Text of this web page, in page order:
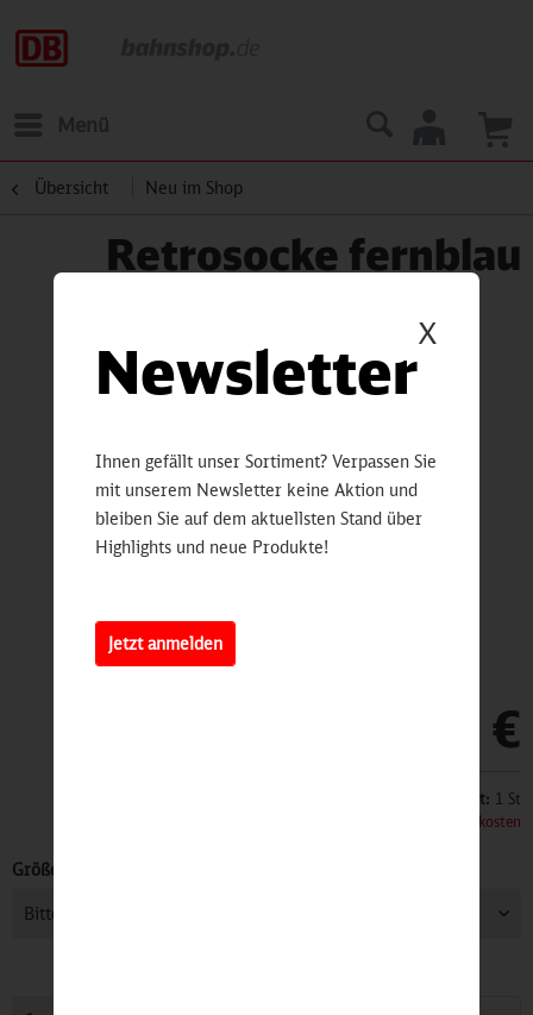
Menü
Übersicht Neu im Shop
Retrosocke fernblau
12,90 €
Inhalt: 1 St
zzgl. Versandkosten
Größe:
X
Newsletter
Ihnen gefällt unser Sortiment? Verpassen Sie
mit unserem Newsletter keine Aktion und
bleiben Sie auf dem aktuellsten Stand über
Highlights und neue Produkte!
Jetzt anmelden